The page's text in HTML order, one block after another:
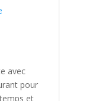
avec
pour
et